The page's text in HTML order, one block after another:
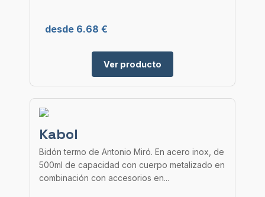
desde 6.68 €
Ver producto
Kabol
Bidón termo de Antonio Miró. En acero inox, de
500ml de capacidad con cuerpo metalizado en
combinación con accesorios en...